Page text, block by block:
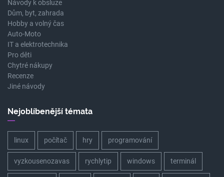
Návody k obsluze
Dům, byt, zahrada
Hobby a volný čas
Auto-Moto
IT a elektrotechnika
Pro děti
Chytré nákupy
Recenze
Jiné návody
Nejoblíbenější témata
linux počítač hry programování
vyzkousenozavas rychlytip windows terminál